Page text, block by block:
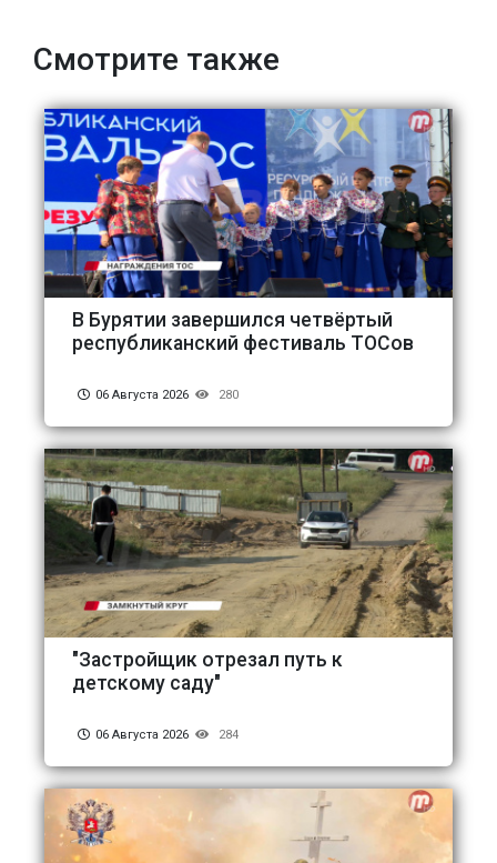
Смотрите также
В Бурятии завершился четвёртый
республиканский фестиваль ТОСов
06 Августа 2026 280
"Застройщик отрезал путь к
детскому саду"
06 Августа 2026 284